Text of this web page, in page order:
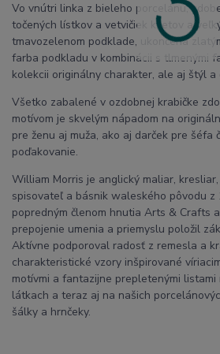
Vo vnútri linka z bieleho porcelánu,
točených lístkov a vetvičiek kvetov a
tmavozelenom podklade, ukončená
farba podkladu v kombinácii s tlmenými
kolekcii originálny charakter, ale aj štýl a
Všetko zabalené v ozdobnej krabičke
motívom je skvelým nápadom na
pre ženu aj muža, ako aj darček pre šéfa
poďakovanie.
William Morris je anglický maliar,
spisovateľ a básnik waleského pôvodu z
popredným členom hnutia Arts & Crafts
prepojenie umenia a priemyslu položil
Aktívne podporoval radosť z remesla a
charakteristické vzory inšpirované
motívmi a fantazijne prepletenými
látkach a teraz aj na našich
šálky a hrnčeky.